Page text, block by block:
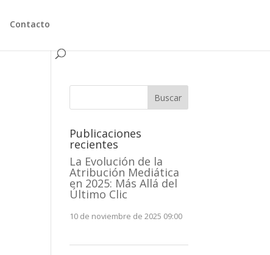
Contacto
Buscar
Publicaciones
recientes
La Evolución de la
Atribución Mediática
en 2025: Más Allá del
Último Clic
10 de noviembre de 2025 09:00